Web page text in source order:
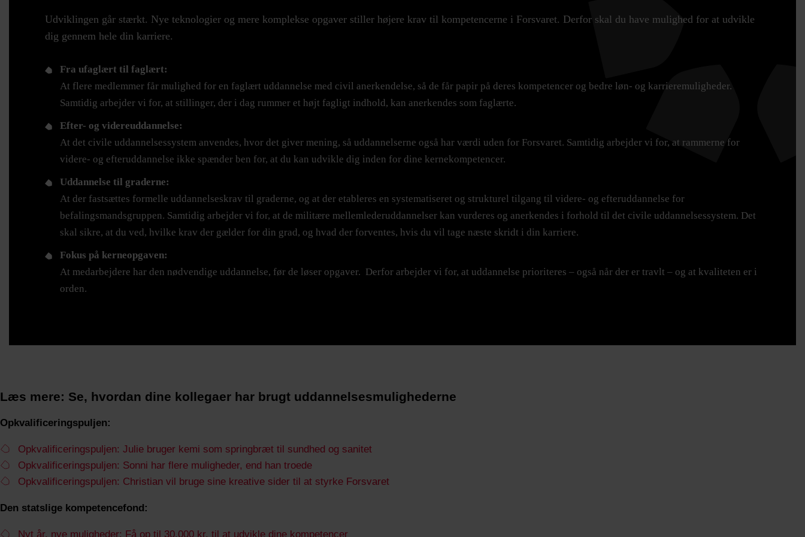
Udviklingen går stærkt. Nye teknologier og mere komplekse opgaver stiller højere krav til kompetencerne i Forsvaret. Derfor skal du have mulighed for at udvikle
dig gennem hele din karriere.
Fra ufaglært til faglært:
At flere medlemmer får mulighed for en faglært uddannelse med civil anerkendelse, så de får papir på deres kompetencer og bedre løn- og karrieremuligheder.
Samtidig arbejder vi for, at stillinger, der i dag rummer et højt fagligt indhold, kan anerkendes som faglærte.
Efter- og videreuddannelse:
At det civile uddannelsessystem anvendes, hvor det giver mening, så uddannelserne også har værdi uden for Forsvaret. Samtidig arbejder vi for, at rammerne for
videre- og efteruddannelse ikke spænder ben for, at du kan udvikle dig inden for dine kernekompetencer.
Uddannelse til graderne:
At der fastsættes formelle uddannelseskrav til graderne, og at der etableres en systematiseret og strukturel tilgang til videre- og efteruddannelse for
befalingsmandsgruppen. Samtidig arbejder vi for, at de militære mellemlederuddannelser kan vurderes og anerkendes i forhold til det civile uddannelsessystem. Det
skal sikre, at du ved, hvilke krav der gælder for din grad, og hvad der forventes, hvis du vil tage næste skridt i din karriere.
Fokus på kerneopgaven:
At medarbejdere har den nødvendige uddannelse, før de løser opgaver. Derfor arbejder vi for, at uddannelse prioriteres – også når der er travlt – og at kvaliteten er i
orden.
Læs mere: Se, hvordan dine kollegaer har brugt uddannelsesmulighederne
Opkvalificeringspuljen:
Opkvalificeringspuljen: Julie bruger kemi som springbræt til sundhed og sanitet
Opkvalificeringspuljen: Sonni har flere muligheder, end han troede
Opkvalificeringspuljen: Christian vil bruge sine kreative sider til at styrke Forsvaret
Den statslige kompetencefond:
Nyt år, nye muligheder: Få op til 30.000 kr. til at udvikle dine kompetencer